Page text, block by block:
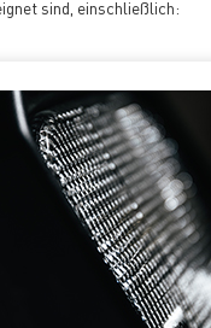
sind, einschließlich: